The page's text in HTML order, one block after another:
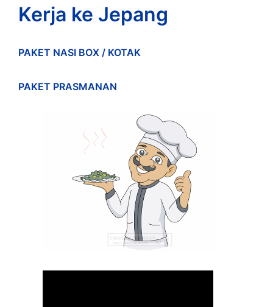
Kerja ke Jepang
PAKET NASI BOX / KOTAK
PAKET PRASMANAN